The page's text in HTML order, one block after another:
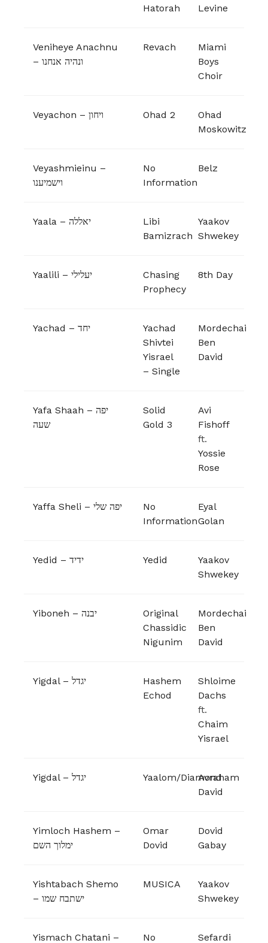
Hatorah
Levine
Veniheye Anachnu
– ונהיה אנחנו
Revach
Miami
Boys
Choir
Veyachon – ויחון Ohad 2
Ohad
Moskowitz
Veyashmieinu –
וישמיענו
No
Information
Belz
Yaala – יאללה
Libi
Bamizrach
Yaakov
Shwekey
Yaalili – יעלילי
Chasing
Prophecy
8th Day
Yachad – יחד
Yachad
Shivtei
Yisrael
– Single
Mordechai
Ben
David
Yafa Shaah – יפה
שעה
Solid
Gold 3
Avi
Fishoff
ft.
Yossie
Rose
Yaffa Sheli – יפה שלי
No
Information
Eyal
Golan
Yedid – ידיד Yedid
Yaakov
Shwekey
Yiboneh – יבנה
Original
Chassidic
Nigunim
Mordechai
Ben
David
Yigdal – יגדל
Hashem
Echod
Shloime
Dachs
ft.
Chaim
Yisrael
Yigdal – יגדל Yaalom/Diamond
Avraham
David
Yimloch Hashem –
ימלוך השם
Omar
Dovid
Dovid
Gabay
Yishtabach Shemo
– ישתבח שמו
MUSICA
Yaakov
Shwekey
Yismach Chatani – No Sefardi